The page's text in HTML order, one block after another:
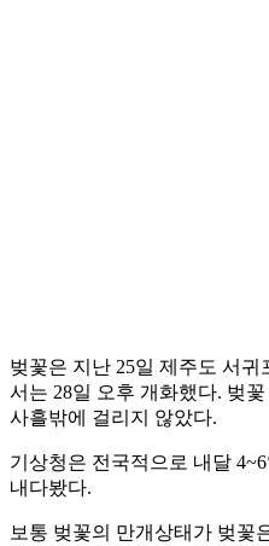
벚꽃은 지난 25일 제주도 서귀
서는 28일 오후 개화했다. 벚
사흘밖에 걸리지 않았다.
기상청은 전국적으로 내달
내다봤다.
보통 벚꽃의 만개상태가 벚꽃